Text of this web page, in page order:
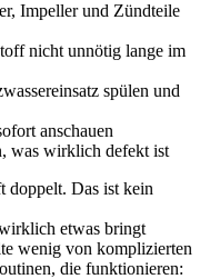
Impeller und Zündteile
nicht unnötig lange im
spülen und
anschauen
was wirklich defekt ist
doppelt. Das ist kein
etwas bringt
wenig von komplizierten
die funktionieren: